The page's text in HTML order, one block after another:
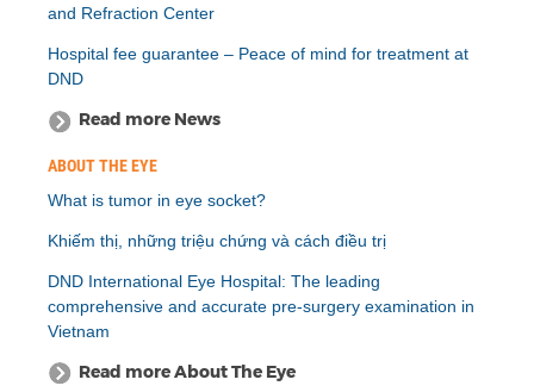
and Refraction Center
Hospital fee guarantee – Peace of mind for treatment at
DND
Read more News
ABOUT THE EYE
What is tumor in eye socket?
Khiếm thị, những triệu chứng và cách điều trị
DND International Eye Hospital: The leading
comprehensive and accurate pre-surgery examination in
Vietnam
Read more About The Eye